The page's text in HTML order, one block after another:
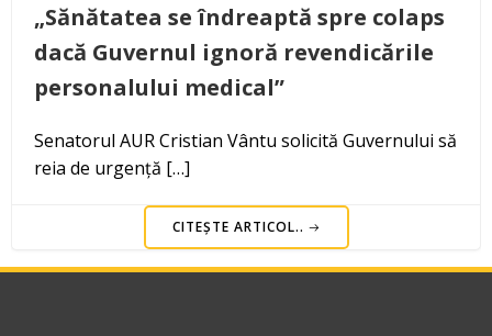
„Sănătatea se îndreaptă spre colaps
dacă Guvernul ignoră revendicările
personalului medical”
Senatorul AUR Cristian Vântu solicită Guvernului să
reia de urgență […]
CITEȘTE ARTICOL..